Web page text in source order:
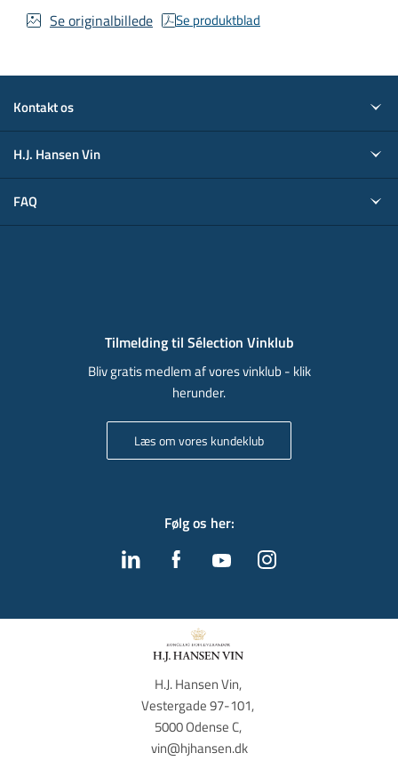
Se originalbillede
Se produktblad
Kontakt os
H.J. Hansen Vin
FAQ
Tilmelding til Sélection Vinklub
Bliv gratis medlem af vores vinklub - klik
herunder.
Læs om vores kundeklub
Følg os her:
H.J. Hansen Vin,
Vestergade 97-101,
5000 Odense C,
vin@hjhansen.dk